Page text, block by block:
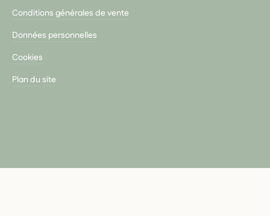
Conditions générales de vente
Données personnelles
Cookies
Plan du site